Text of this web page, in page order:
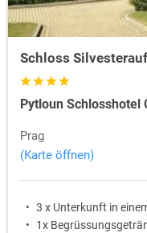
Schloss
Pytloun Schlosshotel
Prag
(Karte öffnen)
3 x Unterkunft in
1x